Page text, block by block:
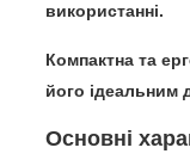
використанні.
Компактна та
його ідеальним
Основні